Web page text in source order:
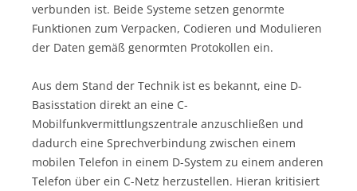
verbunden ist. Beide Systeme setzen genormte
Funktionen zum Verpacken, Codieren und Modulieren
der Daten gemäß genormten Protokollen ein.
Aus dem Stand der Technik ist es bekannt, eine D-
Basisstation direkt an eine C-
Mobilfunkvermittlungszentrale anzuschließen und
dadurch eine Sprechverbindung zwischen einem
mobilen Telefon in einem D-System zu einem anderen
Telefon über ein C-Netz herzustellen. Hieran kritisiert